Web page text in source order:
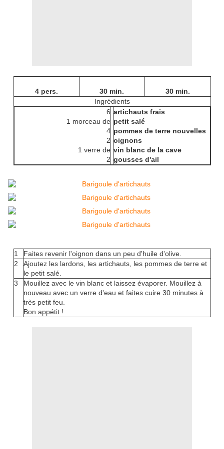
4 pers. 30 min.
30 min.
Ingrédients
6
1 morceau de
4
2
1 verre de
2
artichauts frais
petit salé
pommes de terre nouvelles
oignons
vin blanc de la cave
gousses d'ail
1
Faites revenir l'oignon dans un peu d'huile d'olive.
2
Ajoutez les lardons, les artichauts, les pommes de terre et
le petit salé.
3
Mouillez avec le vin blanc et laissez évaporer. Mouillez à
nouveau avec un verre d'eau et faites cuire 30 minutes à
très petit feu.
Bon appétit !